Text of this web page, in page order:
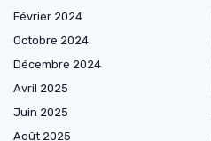
Février 2024
Octobre 2024
Décembre 2024
Avril 2025
Juin 2025
Août 2025